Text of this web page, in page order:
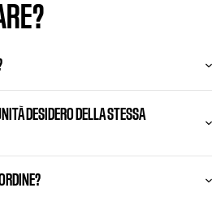
DESIDERO DELLA STESSA